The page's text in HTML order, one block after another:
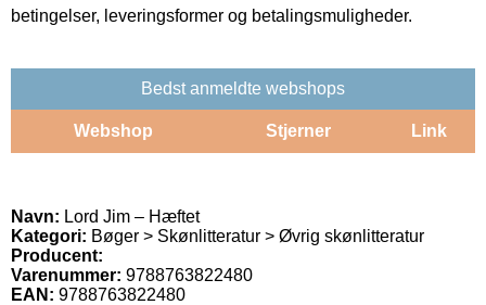
betingelser, leveringsformer og betalingsmuligheder.
Bedst anmeldte webshops
Webshop Stjerner Link
Navn: Lord Jim – Hæftet
Kategori: Bøger > Skønlitteratur > Øvrig skønlitteratur
Producent:
Varenummer: 9788763822480
EAN: 9788763822480